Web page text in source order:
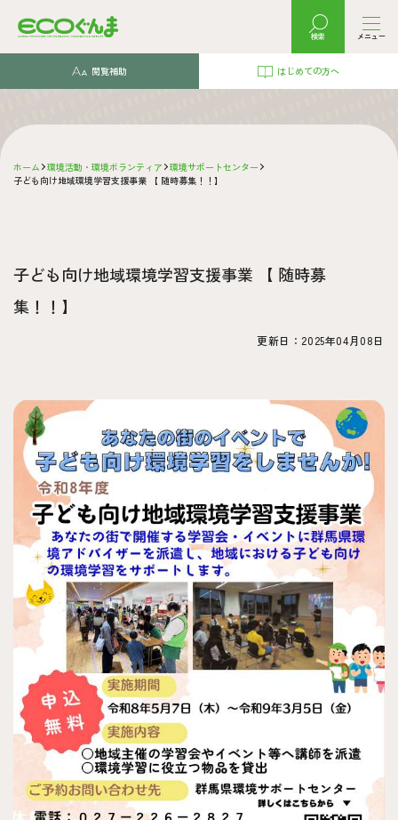
メニュー
検索
閲覧補助 はじめての方へ
ホーム 環境活動・環境ボランティア 環境サポートセンター
子ども向け地域環境学習支援事業 【 随時募集！！】
子ども向け地域環境学習支援事業 【 随時募
集！！】
更新日：2025年04月08日